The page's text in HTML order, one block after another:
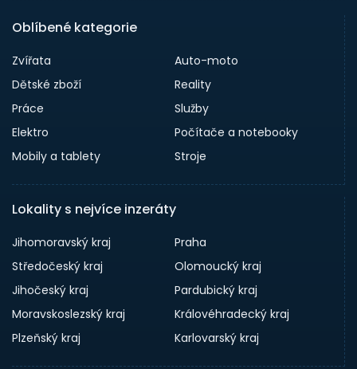
Oblíbené kategorie
Zvířata
Auto-moto
Dětské zboží
Reality
Práce
Služby
Elektro
Počítače a notebooky
Mobily a tablety
Stroje
Lokality s nejvíce inzeráty
Jihomoravský kraj
Praha
Středočeský kraj
Olomoucký kraj
Jihočeský kraj
Pardubický kraj
Moravskoslezský kraj
Královéhradecký kraj
Plzeňský kraj
Karlovarský kraj